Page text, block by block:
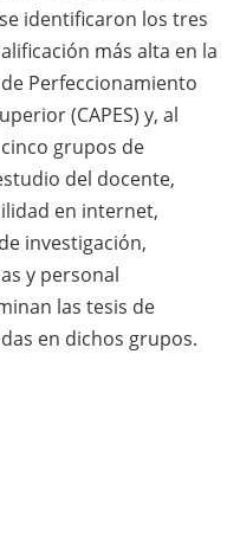
identificaron los tres
más alta en la
Perfeccionamiento
(CAPES) y, al
grupos de
del docente,
en internet,
investigación,
y personal
las tesis de
en dichos grupos.